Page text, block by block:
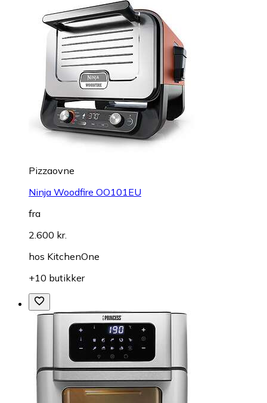
Pizzaovne
Ninja Woodfire OO101EU
fra
2.600 kr.
hos KitchenOne
+10 butikker